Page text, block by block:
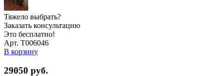
Тяжело выбрать?
Заказать консультацию
Это бесплатно!
Арт. Т006046
В корзину
29050 руб.